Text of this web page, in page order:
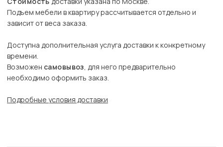
Подъем мебели в квартиру рассчитывается отдельно и
зависит от веса заказа.
Доступна дополнительная услуга доставки к конкретному
времени.
Возможен самовывоз, для него предварительно
необходимо оформить заказ.
Подробные условия доставки